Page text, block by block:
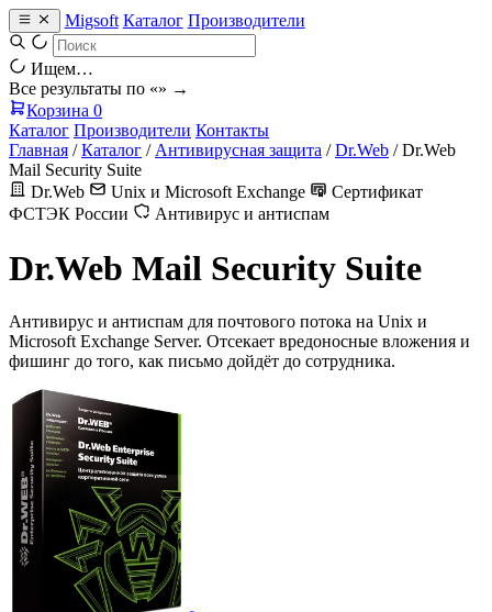
Migsoft Каталог Производители
Ищем…
Все результаты по «» →
Корзина 0
Каталог Производители Контакты
Главная / Каталог / Антивирусная защита / Dr.Web / Dr.Web
Mail Security Suite
Dr.Web
Unix и Microsoft Exchange
Сертификат
ФСТЭК России
Антивирус и антиспам
Dr.Web Mail Security Suite
Антивирус и антиспам для почтового потока на Unix и
Microsoft Exchange Server. Отсекает вредоносные вложения и
фишинг до того, как письмо дойдёт до сотрудника.